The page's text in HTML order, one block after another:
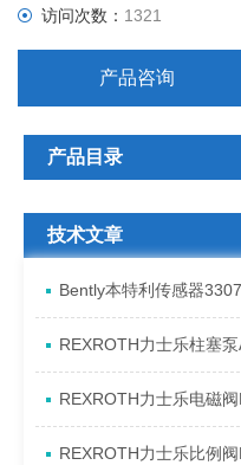
访问次数： 1321
产品咨询
产品目录
技术文章
Bently本特利传感器